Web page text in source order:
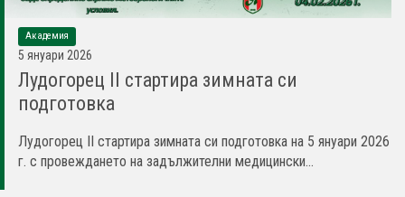
Академия
5 януари 2026
Лудогорец II стартира зимната си
подготовка
Лудогорец II стартира зимната си подготовка на 5 януари 2026
г. с провеждането на задължителни медицински...